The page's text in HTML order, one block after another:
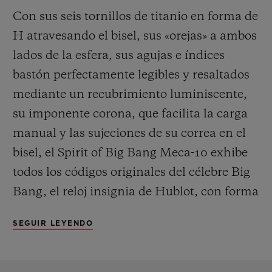
con acabados oscuros. La visualización
central de las horas y minutos se completa
con un pequeño segundero a las 9 h, junto
al péndulo y la espiral, marcando el ritmo
con precisión. Gracias a la reserva de
marcha de 10 días de este reloj, Hublot ha
podido diseñar su mecanismo en modo
manual para complacer a quienes aman
fusionarse con su reloj dotándolo
periódicamente de impulso y energía.
Con sus seis tornillos de titanio en forma de
H atravesando el bisel, sus «orejas» a ambos
lados de la esfera, sus agujas e índices
bastón perfectamente legibles y resaltados
mediante un recubrimiento luminiscente,
su imponente corona, que facilita la carga
manual y las sujeciones de su correa en el
bisel, el Spirit of Big Bang Meca-10 exhibe
todos los códigos originales del célebre Big
Bang, el reloj insignia de Hublot, con forma
asimismo con orgullo su filiación y su
SEGUIR LEYENDO